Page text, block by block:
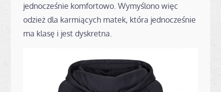
jednocześnie komfortowo. Wymyślono więc
odzież dla karmiących matek, która jednocześnie
ma klasę i jest dyskretna.